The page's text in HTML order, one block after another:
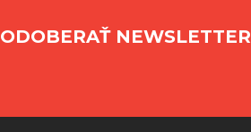
ODOBERAŤ NEWSLETTER